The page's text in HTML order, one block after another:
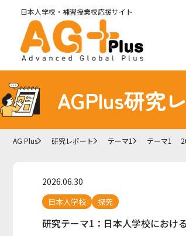
日本人学校・補習授業校応援サイト
AGPlus研究
AG Plus 研究レポート テーマ1 テーマ1
2026.06.30
日本人学校 探究
研究テーマ1：日本人学校におけ